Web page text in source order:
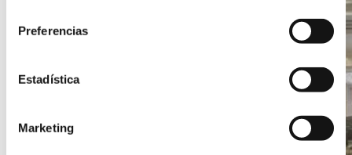
Preferencias
Estadística
Marketing